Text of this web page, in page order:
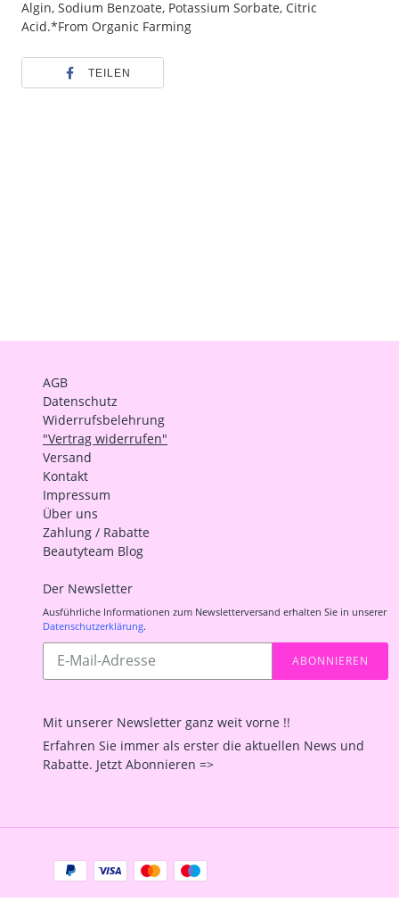
Algin, Sodium Benzoate, Potassium Sorbate, Citric
Acid.*From Organic Farming
TEILEN
AGB
Datenschutz
Widerrufsbelehrung
"Vertrag widerrufen"
Versand
Kontakt
Impressum
Über uns
Zahlung / Rabatte
Beautyteam Blog
Der Newsletter
Ausführliche Informationen zum Newsletterversand erhalten Sie in unserer
Datenschutzerklärung.
Abonnieren
unsere
ABONNIEREN
Mit unserer Newsletter ganz weit vorne !!
Erfahren Sie immer als erster die aktuellen News und
Rabatte. Jetzt Abonnieren =>
Zahlungsarten